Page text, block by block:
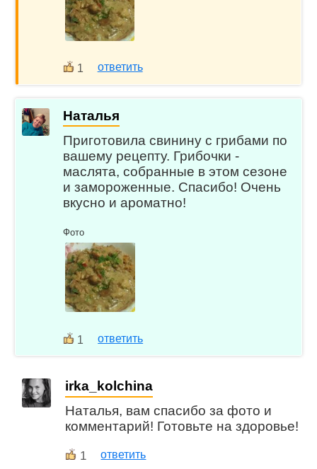
1 ответить
Наталья
Приготовила свинину с грибами по
вашему рецепту. Грибочки -
маслята, собранные в этом сезоне
и замороженные. Спасибо! Очень
вкусно и ароматно!
Фото
1 ответить
irka_kolchina
Наталья, вам спасибо за фото и
комментарий! Готовьте на здоровье!
1 ответить